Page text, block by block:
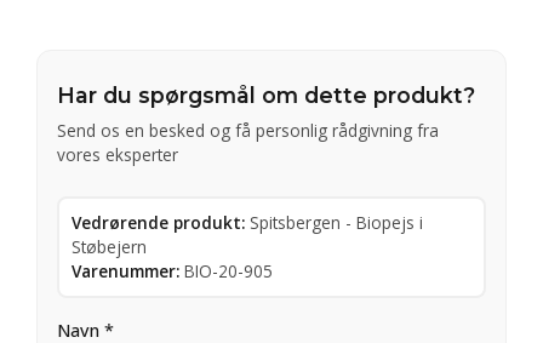
Har du spørgsmål om dette produkt?
Send os en besked og få personlig rådgivning fra
vores eksperter
Vedrørende produkt: Spitsbergen - Biopejs i
Støbejern
Varenummer: BIO-20-905
Navn *